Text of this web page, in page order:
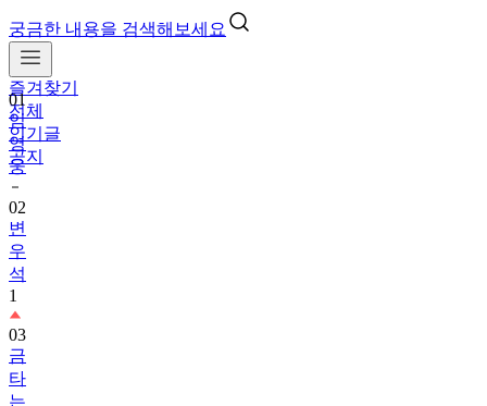
궁금한 내용을 검색해보세요
즐겨찾기
전체
인기글
공지
01
임
영
웅
02
변
우
석
1
03
금
타
는